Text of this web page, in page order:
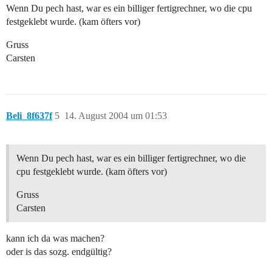
Wenn Du pech hast, war es ein billiger fertigrechner, wo die cpu
festgeklebt wurde. (kam öfters vor)
Gruss
Carsten
Beli_8f637f 14. August 2004 um 01:53
5
Wenn Du pech hast, war es ein billiger fertigrechner, wo die
cpu festgeklebt wurde. (kam öfters vor)
Gruss
Carsten
kann ich da was machen?
oder is das sozg. endgültig?